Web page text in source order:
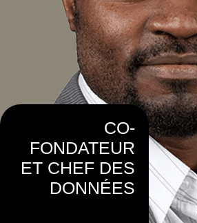
CO-
FONDATEUR
ET CHEF DES
DONNÉES